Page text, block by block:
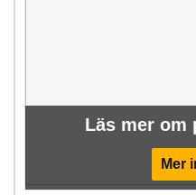
Läs mer om
Mer